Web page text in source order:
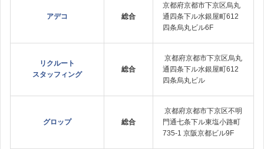
アデコ 総合
京都府京都市下京区烏丸
通四条下ル水銀屋町612
四条烏丸ビル6F
リクルート
スタッフィング
総合
京都府京都市下京区烏丸
通四条下ル水銀屋町612
四条烏丸ビル
グロップ 総合
京都府京都市下京区不明
門通七条下ル東塩小路町
735-1 京阪京都ビル9F